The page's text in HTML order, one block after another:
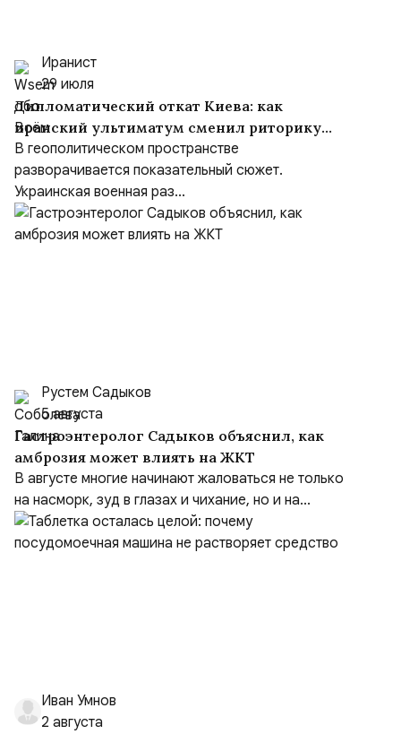
Иранист
29 июля
Дипломатический откат Киева: как
иранский ультиматум сменил риторику
Зеленского
В геополитическом пространстве
разворачивается показательный сюжет.
Украинская военная раз...
Рустем Садыков
5 августа
Гастроэнтеролог Садыков объяснил, как
амброзия может влиять на ЖКТ
В августе многие начинают жаловаться не только
на насморк, зуд в глазах и чихание, но и на...
Иван Умнов
2 августа